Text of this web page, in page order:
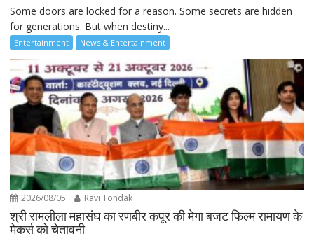
Some doors are locked for a reason. Some secrets are hidden
for generations. But when destiny...
Entertainment News & Entertainment
2026/08/05 Ravi Tondak
श्री रामलीला महासंघ का रणबीर कपूर की मेगा बजट फिल्म रामायण के
मेकर्स को चेतावनी